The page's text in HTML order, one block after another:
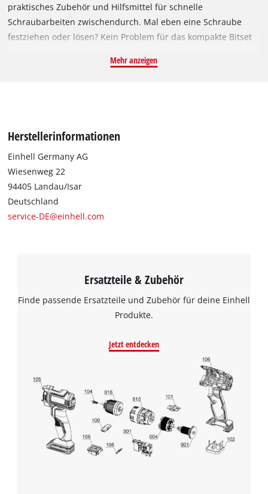
praktisches Zubehör und Hilfsmittel für schnelle
Schraubarbeiten zwischendurch. Mal eben eine Schraube
festziehen oder lösen? Kein Problem für das kompakte Bitset
wird. Das 12-tlg. Bitset hat eine handliche Größe, damit es in
Schlagschraubern geeignet sind. Enthalten sind ein
Schraubendreher mit entnehmbaren Magnetbithalter sowie
10 Bits (25 mm) mit E6.3-Schaft in folgenden Ausführungen:
PH2, PH3, PZ2, PZ3, T20, T25, T30, T 40. Diese sind mit einem
praktischen Farbring gekennzeichnet.
Mehr anzeigen
Herstellerinformationen
Einhell Germany AG
Wiesenweg 22
94405 Landau/Isar
Deutschland
service-DE@einhell.com
Ersatzteile & Zubehör
Finde passende Ersatzteile und Zubehör für deine Einhell
Produkte.
Jetzt entdecken